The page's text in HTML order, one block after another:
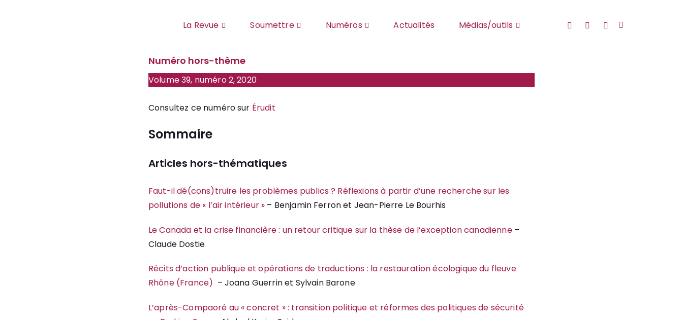
La Revue
Soumettre Numéros Actualités Médias/outils YouTubeTwitterFaceBook
Numéro hors-thème
Volume 39, numéro 2, 2020
Consultez ce numéro sur Érudit
Sommaire
Articles hors-thématiques
Faut-il dé(cons)truire les problèmes publics ? Réflexions à partir d’une recherche sur les
pollutions de « l’air intérieur » – Benjamin Ferron et Jean-Pierre Le Bourhis
Le Canada et la crise financière : un retour critique sur la thèse de l’exception canadienne–
Claude Dostie
Récits d’action publique et opérations de traductions : la restauration écologique du fleuve
Rhône (France) – Joana Guerrin et Sylvain Barone
L’après-Compaoré au « concret » : transition politique et réformes des politiques de sécurité